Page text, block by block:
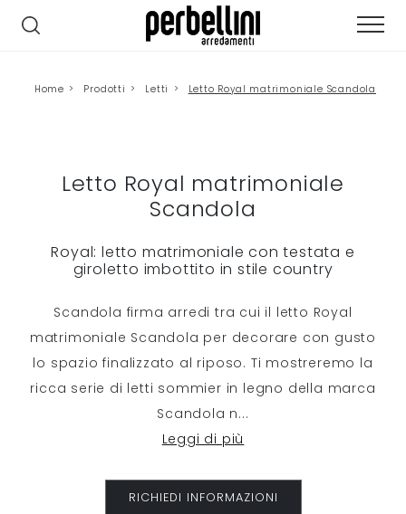
Home > Prodotti > Letti > Letto Royal matrimoniale Scandola
Letto Royal matrimoniale
Scandola
Royal: letto matrimoniale con testata e
giroletto imbottito in stile country
Scandola firma arredi tra cui il letto Royal
matrimoniale Scandola per decorare con gusto
lo spazio finalizzato al riposo. Ti mostreremo la
ricca serie di letti sommier in legno della marca
Scandola n...
Leggi di più
RICHIEDI INFORMAZIONI